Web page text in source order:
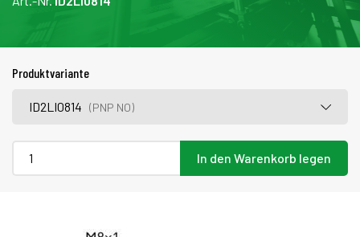
Produktvariante
ID2LI0814(PNP NO)
In den Warenkorb legen